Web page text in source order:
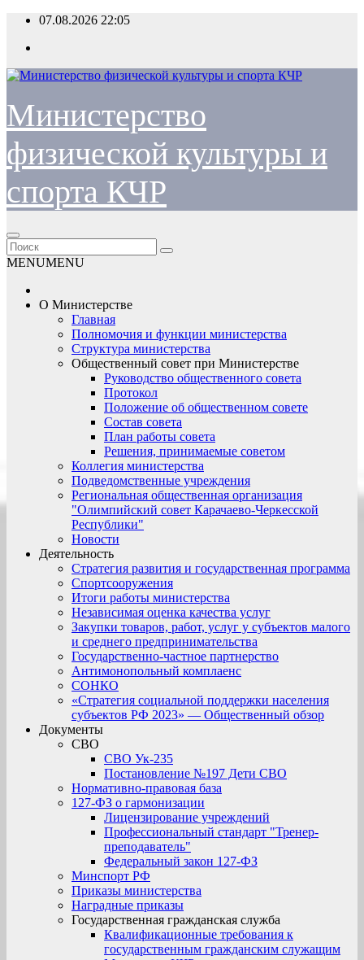
Перейти
содержимому
07.08.2026 22:05
Министерство
физической культуры и
спорта КЧР
MENUMENU
О Министерстве
Главная
Полномочия и функции министерства
Структура министерства
Общественный совет при Министерстве
Руководство общественного совета
Протокол
Положение об общественном совете
Состав совета
План работы совета
Решения, принимаемые советом
Коллегия министерства
Подведомственные учреждения
Региональная общественная организация
"Олимпийский совет Карачаево-Черкесской
Республики"
Новости
Деятельность
Стратегия развития и государственная программа
Спортсооружения
Итоги работы министерства
Независимая оценка качества услуг
Закупки товаров, работ, услуг у субъектов малого
и среднего предпринимательства
Государственно-частное партнерство
Антимонопольный комплаенс
СОНКО
«Стратегия социальной поддержки населения
субъектов РФ 2023» — Общественный обзор
Документы
СВО
СВО Ук-235
Постановление №197 Дети СВО
Нормативно-правовая база
127-ФЗ о гармонизации
Лицензирование учреждений
Профессиональный стандарт "Тренер-
преподаватель"
Федеральный закон 127-ФЗ
Минспорт РФ
Приказы министерства
Наградные приказы
Государственная гражданская служба
Квалификационные требования к
государственным гражданским служащим